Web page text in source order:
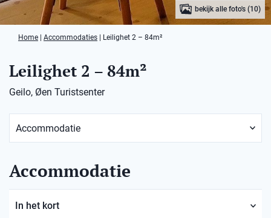
bekijk alle foto's (10)
Home Accommodaties Leilighet 2 – 84m²
Leilighet 2 – 84m²
Geilo, Øen Turistsenter
Accommodatie
In het kort